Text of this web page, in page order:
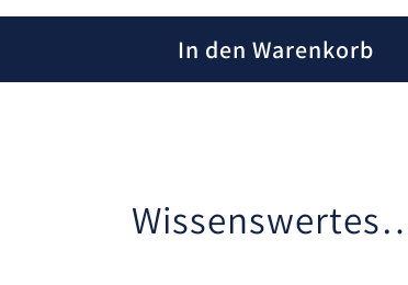
In den Warenkorb